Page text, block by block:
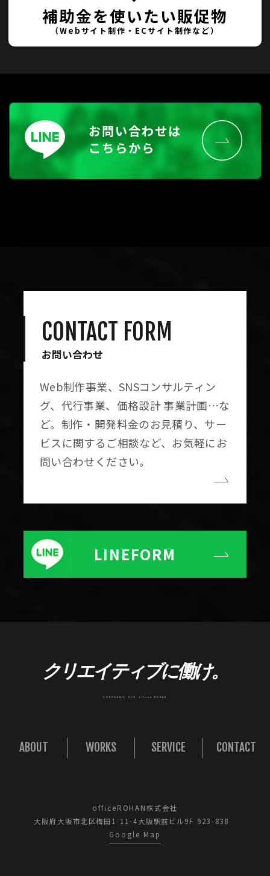
補助金を使いたい販促物
（Webサイト制作・ECサイト制作など）
お問い合わせは
こちらから
CONTACT FORM
お問い合わせ
Web制作事業、SNSコンサルティン
グ、代行事業、価格設計 事業計画…な
ど。制作・開発料金のお見積り、サー
ビスに関するご相談など、お気軽にお
問い合わせください。
LINEFORM
クリエイティブに働け。
CORPORATE SITE office ROHAN
ABOUT WORKS SERVICE CONTACT
officeROHAN株式会社
大阪府大阪市北区梅田1-11-4大阪駅前ビル9F 923-838
Google Map